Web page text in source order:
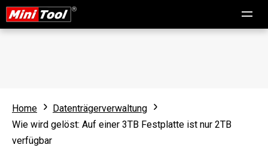
Home
Datenträgerverwaltung
Wie wird gelöst: Auf einer 3TB Festplatte ist nur 2TB
verfügbar